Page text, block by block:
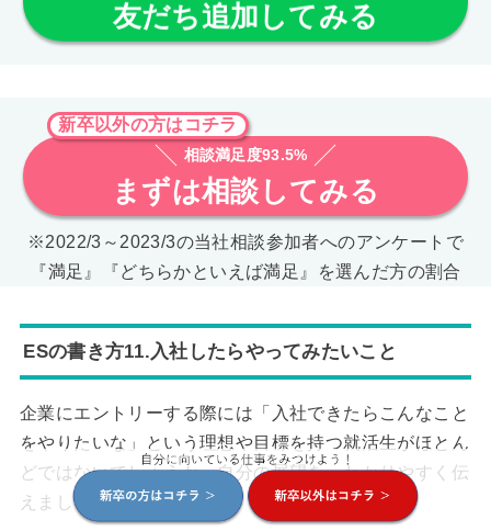
友だち追加してみる
新卒以外の方はコチラ
相談満足度93.5%
まずは相談してみる
※2022/3～2023/3の当社相談参加者へのアンケートで
『満足』『どちらかといえば満足』を選んだ方の割合
ESの書き方11.入社したらやってみたいこと
企業にエントリーする際には「入社できたらこんなこと
をやりたいな」という理想や目標を持つ就活生がほとん
どではないでしょうか。自分の展望を、わかりやすく伝
えましょう。